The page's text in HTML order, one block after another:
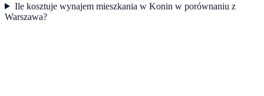
Ile kosztuje wynajem mieszkania w Konin w porównaniu z
Warszawa?